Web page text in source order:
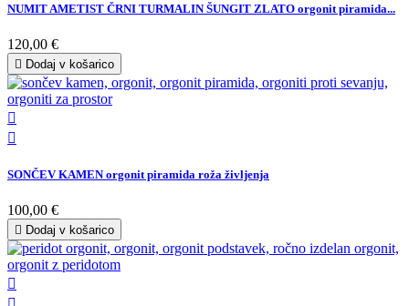
NUMIT AMETIST ČRNI TURMALIN ŠUNGIT ZLATO orgonit piramida...
120,00 €
 Dodaj v košarico


SONČEV KAMEN orgonit piramida roža življenja
100,00 €
 Dodaj v košarico
